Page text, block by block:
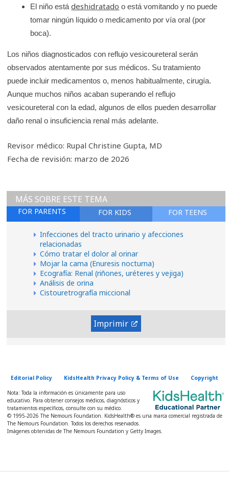
El niño estádeshidratado o está vomitando y no puede
tomar ningún líquido o medicamento por vía oral (por
boca).
Los niños diagnosticados con reflujo vesicoureteral serán
observados atentamente por sus médicos. Su tratamiento
puede incluir medicamentos o, menos habitualmente, cirugía.
Aunque muchos niños acaban superando el reflujo
vesicoureteral con la edad, algunos de ellos pueden desarrollar
daño renal o insuficiencia renal más adelante.
Revisor médico: Rupal Christine Gupta, MD
Fecha de revisión: marzo de 2026
FOR TEENS
FOR KIDS
FOR PARENTS
MÁS SOBRE ESTE TEMA
Infecciones del tracto urinario y afecciones
relacionadas
Cómo tratar el dolor al orinar
Mojar la cama (Enuresis nocturna)
Ecografía: Renal (riñones, uréteres y vejiga)
Análisis de orina
Cistouretrografía miccional
Imprimir
Editorial Policy KidsHealth Privacy Policy & Terms of Use Copyright
Nota: Toda la información es únicamente para uso
educativo. Para obtener consejos médicos, diagnósticos y
tratamientos específicos, consulte con su médico.
© 1995-2026 The Nemours Foundation. KidsHealth® es una marca comercial registrada de
The Nemours Foundation. Todos los derechos reservados.
Imágenes obtenidas de The Nemours Foundation y Getty Images.